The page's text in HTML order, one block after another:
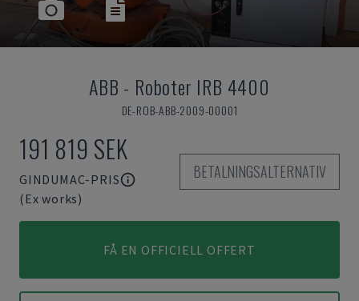
ABB - Roboter IRB 4400
DE-ROB-ABB-2009-00001
191 819 SEK
GINDUMAC-PRIS
(Ex works)
BETALNINGSALTERNATIV
FÅ EN OFFICIELL OFFERT